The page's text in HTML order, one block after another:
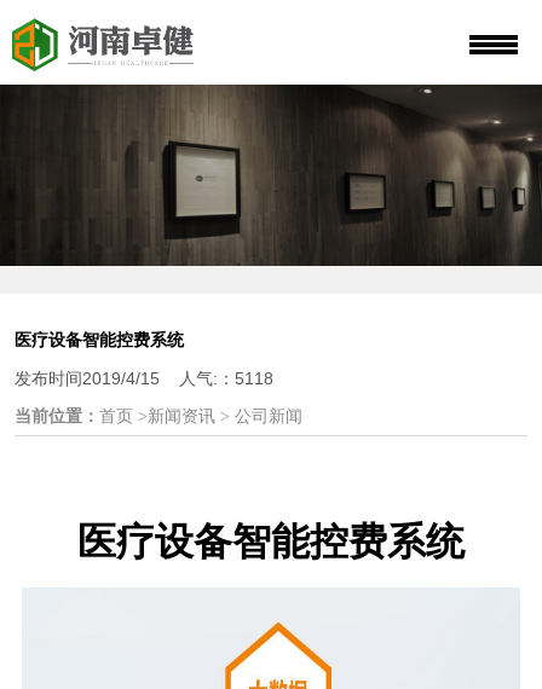
医疗设备智能控费系统
发布时间2019/4/15 人气:：5118
当前位置： 首页 >新闻资讯 > 公司新闻
医疗设备智能控费系统